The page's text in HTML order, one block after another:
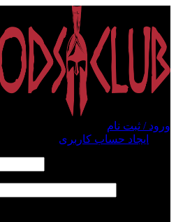
ورود / ثبت نام
ایجاد حساب کاربری